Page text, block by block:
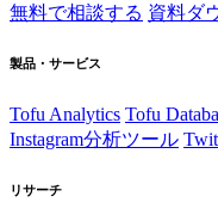
無料で相談する 資料ダ
製品・サービス
Tofu Analytics Tofu
Instagram分析ツール
リサーチ